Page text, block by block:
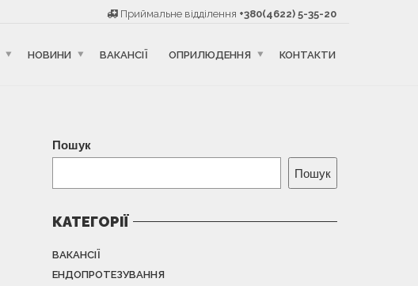
Приймальне відділення +380(4622) 5-35-20
НОВИНИ ВАКАНСІЇ ОПРИЛЮДЕННЯ КОНТАКТИ
Пошук
Пошук
КАТЕГОРІЇ
ВАКАНСІЇ
ЕНДОПРОТЕЗУВАННЯ